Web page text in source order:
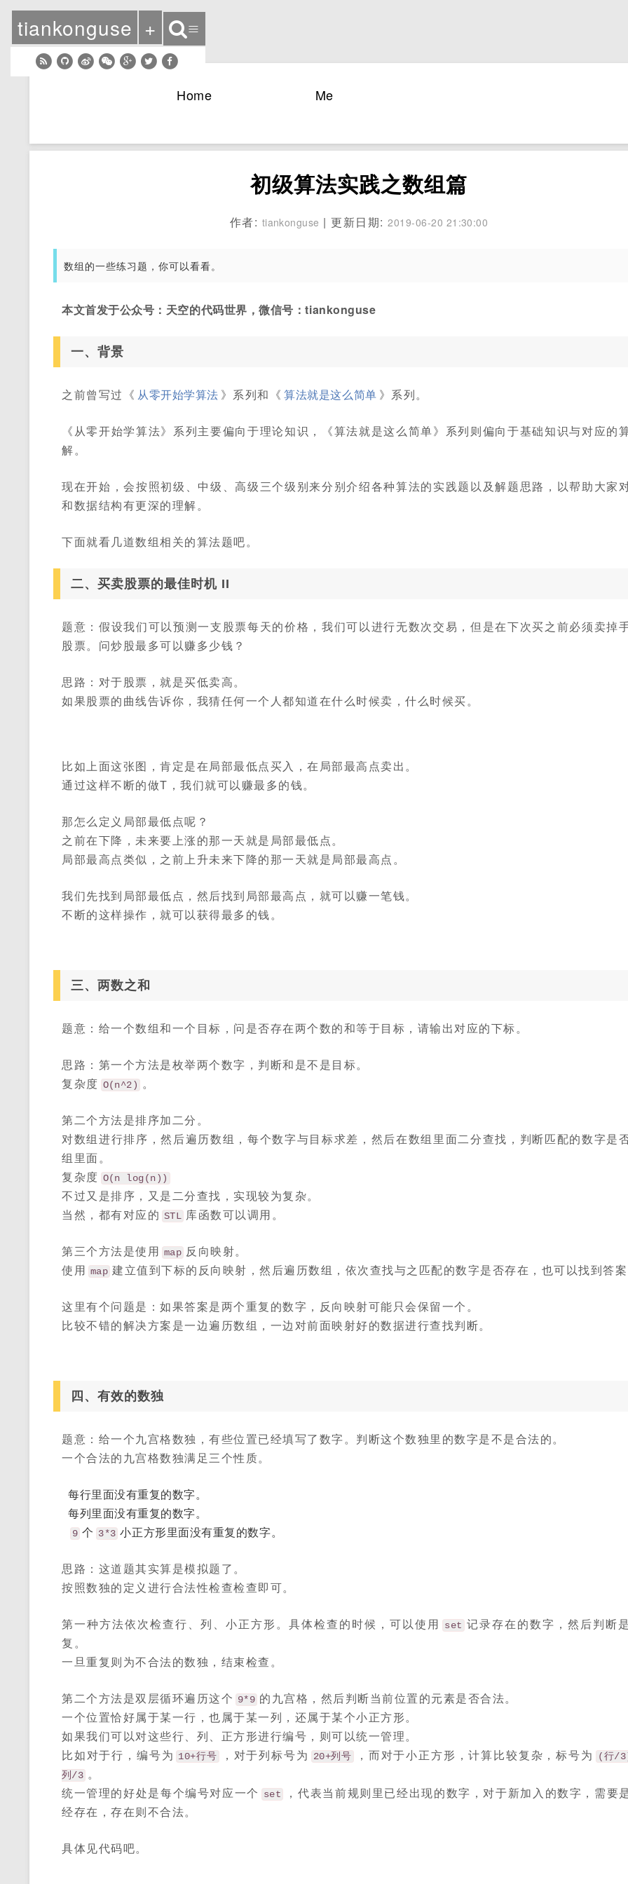
Home Me
初级算法实践之数组篇
作者: tiankonguse | 更新日期:2019-06-20 21:30:00
数组的一些练习题，你可以看看。
本文首发于公众号：天空的代码世界，微信号：tiankonguse
一、背景
之前曾写过《 从零开始学算法 》系列和《 算法就是这么简单 》系列。
《从零开始学算法》系列主要偏向于理论知识，《算法就是这么简单》系列则偏向于基础知识与对应的
解。
现在开始，会按照初级、中级、高级三个级别来分别介绍各种算法的实践题以及解题思路，以帮助大家
和数据结构有更深的理解。
下面就看几道数组相关的算法题吧。
二、买卖股票的最佳时机 II
题意：假设我们可以预测一支股票每天的价格，我们可以进行无数次交易，但是在下次买之前必须卖掉
股票。问炒股最多可以赚多少钱？
思路：对于股票，就是买低卖高。
如果股票的曲线告诉你，我猜任何一个人都知道在什么时候卖，什么时候买。
比如上面这张图，肯定是在局部最低点买入，在局部最高点卖出。
通过这样不断的做T，我们就可以赚最多的钱。
那怎么定义局部最低点呢？
之前在下降，未来要上涨的那一天就是局部最低点。
局部最高点类似，之前上升未来下降的那一天就是局部最高点。
我们先找到局部最低点，然后找到局部最高点，就可以赚一笔钱。
不断的这样操作，就可以获得最多的钱。
三、两数之和
题意：给一个数组和一个目标，问是否存在两个数的和等于目标，请输出对应的下标。
思路：第一个方法是枚举两个数字，判断和是不是目标。
复杂度 O(n^2) 。
第二个方法是排序加二分。
对数组进行排序，然后遍历数组，每个数字与目标求差，然后在数组里面二分查找，判断匹配的数字是
组里面。
复杂度 O(n log(n))
不过又是排序，又是二分查找，实现较为复杂。
当然，都有对应的 STL 库函数可以调用。
第三个方法是使用 map 反向映射。
使用 map 建立值到下标的反向映射，然后遍历数组，依次查找与之匹配的数字是否存在，也可以找到答
这里有个问题是：如果答案是两个重复的数字，反向映射可能只会保留一个。
比较不错的解决方案是一边遍历数组，一边对前面映射好的数据进行查找判断。
四、有效的数独
题意：给一个九宫格数独，有些位置已经填写了数字。判断这个数独里的数字是不是合法的。
一个合法的九宫格数独满足三个性质。
每行里面没有重复的数字。
每列里面没有重复的数字。
9 个 3*3 小正方形里面没有重复的数字。
思路：这道题其实算是模拟题了。
按照数独的定义进行合法性检查检查即可。
第一种方法依次检查行、列、小正方形。具体检查的时候，可以使用 set 记录存在的数字，然后判断
复。
一旦重复则为不合法的数独，结束检查。
第二个方法是双层循环遍历这个 9*9 的九宫格，然后判断当前位置的元素是否合法。
一个位置恰好属于某一行，也属于某一列，还属于某个小正方形。
如果我们可以对这些行、列、正方形进行编号，则可以统一管理。
比如对于行，编号为 10+行号 ，对于列标号为 20+列号 ，而对于小正方形，计算比较复杂，标号为
(行/
列/3 。
统一管理的好处是每个编号对应一个
set
，代表当前规则里已经出现的数字，对于新加入的数字，需要
经存在，存在则不合法。
具体见代码吧。
tiankonguse + ≡